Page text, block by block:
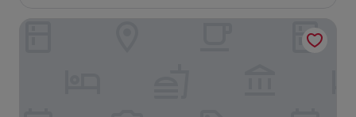
de
58 €